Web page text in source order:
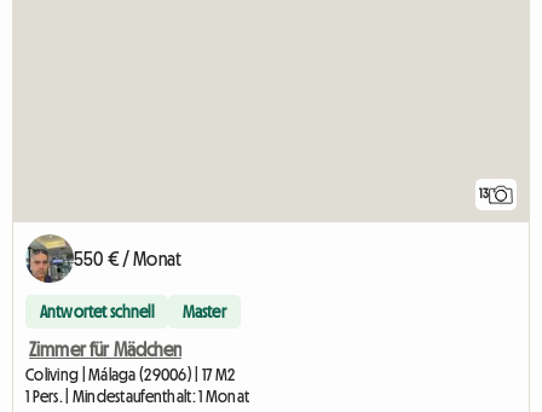
13
550 € / Monat
Antwortet schnell Master
Zimmer für Mädchen
Coliving | Málaga (29006) | 17 M2
1 Pers. | Mindestaufenthalt: 1 Monat